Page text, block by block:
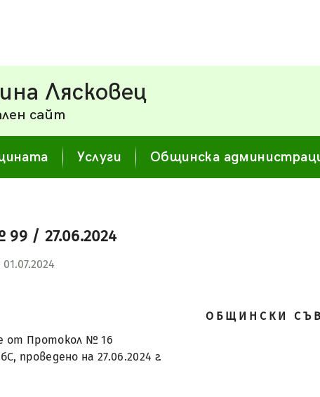
Лясковец
сайт
Услуги Общинска
/ 27.06.2024
ОБЩИНСКИ
от Протокол № 16
проведено на 27.06.2024 г.